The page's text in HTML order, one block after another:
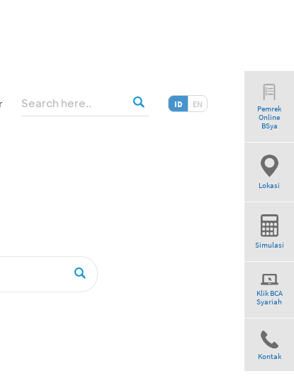
ID EN
Pemrek
Online
BSya
Lokasi
Simulasi
Klik BCA
Syariah
Kontak